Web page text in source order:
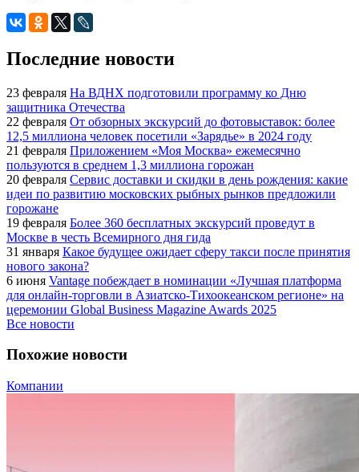
Последние новости
23 февраля На ВДНХ подготовили программу ко Дню
защитника Отечества
22 февраля От обзорных экскурсий до фотовыставок: более
12,5 миллиона человек посетили «Зарядье» в 2024 году
21 февраля Приложением «Моя Москва» ежемесячно
пользуются в среднем 1,3 миллиона горожан
20 февраля Сервис доставки и скидки в день рождения: какие
идеи по развитию московских рыбных рынков предложили
горожане
19 февраля Более 360 бесплатных экскурсий проведут в
Москве в честь Всемирного дня гида
31 января Какое будущее ожидает сферу такси после принятия
нового закона?
6 июня Vantage побеждает в номинации «Лучшая платформа
для онлайн-торговли в Азиатско-Тихоокеанском регионе» на
церемонии Global Business Magazine Awards 2025
Все новости
Похожие новости
Компании